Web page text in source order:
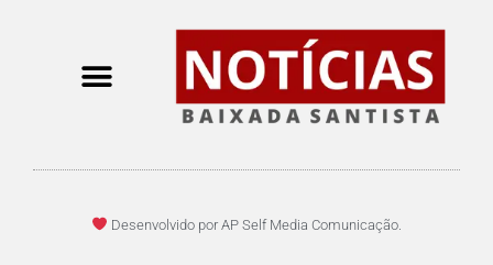
Desenvolvido por AP Self Media Comunicação.